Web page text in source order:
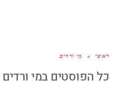
ראשי » מי ורדים
כל הפוסטים ב מי ורדים